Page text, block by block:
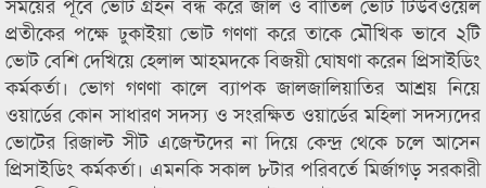
প্রতীকের পক্ষে ঢুকাইয়া ভোট গণণা করে তাকে মৌখিক ভাবে ২টি
ভোট বেশি দেখিয়ে হেলাল আহমদকে বিজয়ী ঘোষণা করেন প্রিসাইডিং
কর্মকর্তা। ভোগ গণণা কালে ব্যাপক জালজালিয়াতির আশ্রয় নিয়ে
ওয়ার্ডের কোন সাধারণ সদস্য ও সংরক্ষিত ওয়ার্ডের মহিলা সদস্যদের
ভোটের রিজাল্ট সীট এজেন্টদের না দিয়ে কেন্দ্র থেকে চলে আসেন
প্রিসাইডিং কর্মকর্তা। এমনকি সকাল ৮টার পরিবর্তে মির্জাগড় সরকারী